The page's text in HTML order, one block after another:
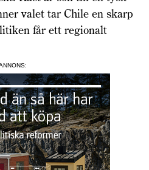
valet tar Chile en skarp
får ett regionalt